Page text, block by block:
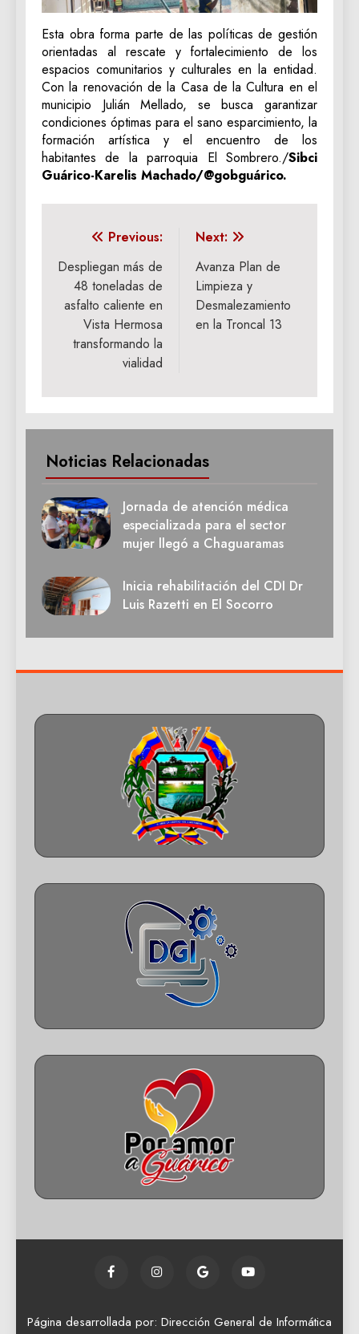
Esta obra forma parte de las políticas de gestión
orientadas al rescate y fortalecimiento de los
espacios comunitarios y culturales en la entidad.
Con la renovación de la Casa de la Cultura en el
municipio Julián Mellado, se busca garantizar
condiciones óptimas para el sano esparcimiento, la
formación artística y el encuentro de los
habitantes de la parroquia El Sombrero./Sibci
Guárico-Karelis Machado/@gobguárico.
Navegación
de
entradas
Previous:
Despliegan más de
48 toneladas de
asfalto caliente en
Vista Hermosa
transformando la
vialidad
Next:
Avanza Plan de
Limpieza y
Desmalezamiento
en la Troncal 13
Noticias Relacionadas
Jornada de atención médica
especializada para el sector
mujer llegó a Chaguaramas
Inicia rehabilitación del CDI Dr
Luis Razetti en El Socorro
Página desarrollada por: Dirección General de Informática